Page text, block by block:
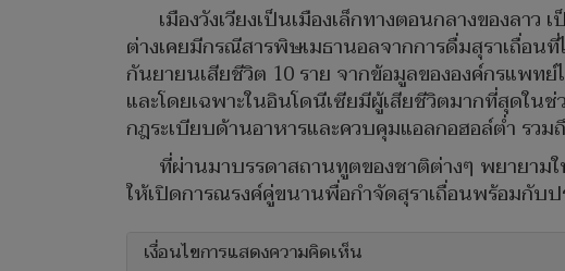
เมืองวังเวียงเป็นเมืองเล็กทางตอนกลางของลา
ต่างเคยมีกรณีสารพิษเมธานอลจากการดื่มสุราเถื่อนที่
กันยายนเสียชีวิต 10 ราย จากข้อมูลขององค์กรแพท
และโดยเฉพาะในอินโดนีเซียมีผู้เสียชีวิตมากที่สุดใ
กฎระเบียบด้านอาหารและควบคุมแอลกอฮอล์ต่ำ รว
ที่ผ่านมาบรรดาสถานทูตของชาติต่างๆ พยายาม
ให้เปิดการณรงค์คู่ขนานพื่อกำจัดสุราเถื่อนพร้อมกับ
เงื่อนไขการแสดงความคิดเห็น